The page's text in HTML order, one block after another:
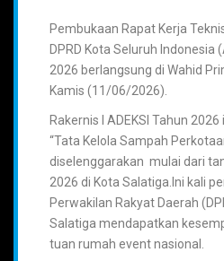
Pembukaan Rapat Kerja
DPRD Kota Seluruh Indonesia
2026 berlangsung di Wahid
Kamis (11/06/2026).
Rakernis I ADEKSI Tahun
“Tata Kelola Sampah
diselenggarakan mulai dari
2026 di Kota Salatiga.Ini kali
Perwakilan Rakyat Daerah
Salatiga mendapatkan
tuan rumah event nasional.